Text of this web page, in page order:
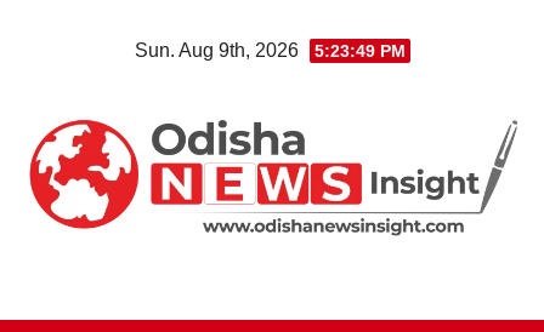
Sun. Aug 9th, 2026 5:23:49 PM